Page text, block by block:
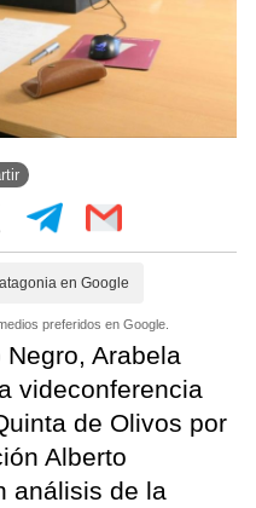
en Google
preferidos en Google.
Arabela
videconferencia
de Olivos por
Alberto
análisis de la